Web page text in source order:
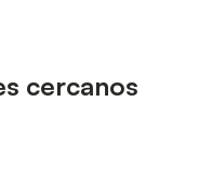
cercanos